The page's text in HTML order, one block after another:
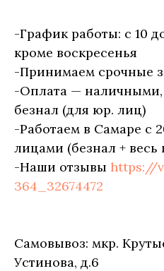
-График работы: с 10
кроме воскресенья
-Принимаем срочные
-Оплата — наличными,
безнал (для юр. лиц)
-Работаем в Самаре с
лицами (безнал + весь
-Наши отзывы https://
364_32674472
Самовывоз: мкр.
Устинова, д.6